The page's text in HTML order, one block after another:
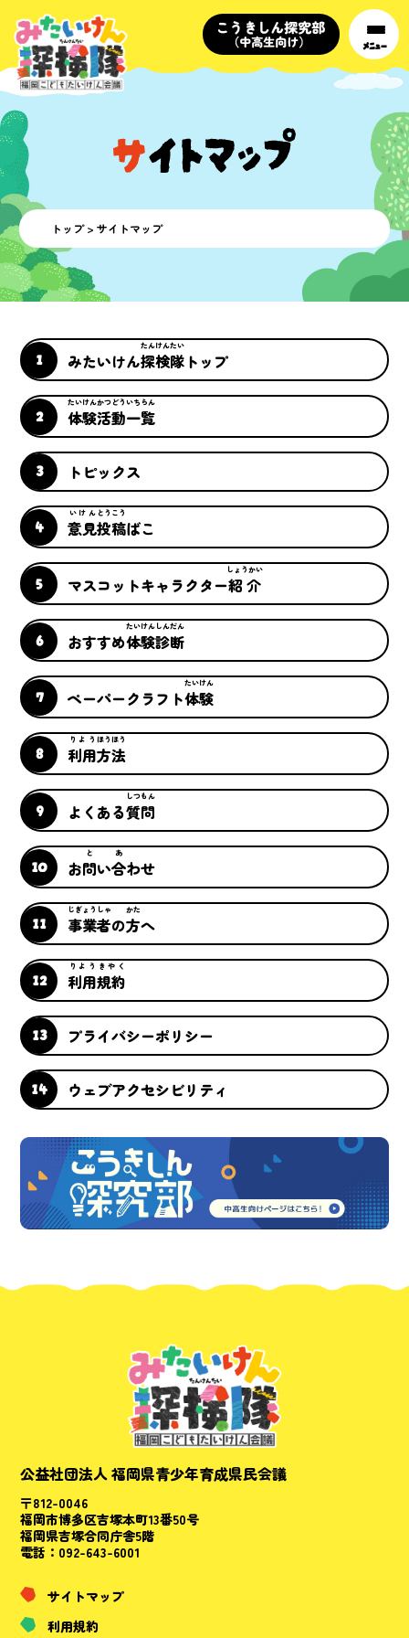
メニュー
トップ> サイトマップ
みたいけん探検隊
たんけんたい
トップ
体験
たいけん
活動
かつどう
一覧
いちらん
トピックス
意見
いけん
投稿
とうこう
ばこ
マスコットキャラクター紹介
しょうかい
おすすめ体験
たいけん
診断
しんだん
ペーパークラフト体験
たいけん
利用
りよう
方法
ほうほう
よくある質問
しつもん
お問
と
い合
あ
わせ
事業者
じぎょうしゃ
の方
かた
へ
利用規約
りようきやく
プライバシーポリシー
ウェブアクセシビリティ
公益社団法人 福岡県青少年育成県民会議
〒812-0046
福岡市博多区吉塚本町13番50号
福岡県吉塚合同庁舎5階
電話：092-643-6001
サイトマップ
利用規約